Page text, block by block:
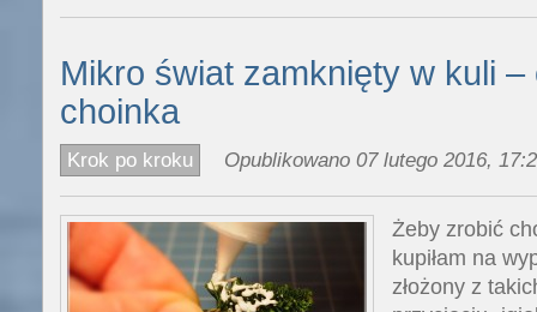
Mikro świat zamknięty w kuli –
choinka
Krok po kroku Opublikowano 07 lutego 2016,
Żeby zrobić
kupiłam na
złożony z